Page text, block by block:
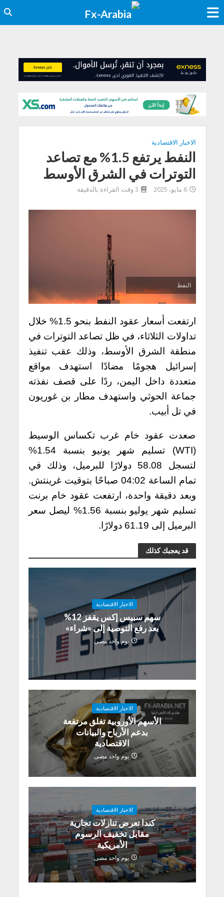
الاخبار الاقتصادية
النفط يرتفع 1.5% مع تصاعد
التوترات في الشرق الأوسط
6 مايو، 2025 3 وقت القراءة بالدقيقة
النفط
ارتفعت أسعار عقود النفط بنحو 1.5% خلال
تداولات الثلاثاء، في ظل تصاعد التوترات في
منطقة الشرق الأوسط، وذلك عقب تنفيذ
إسرائيل هجومًا مضادًا استهدف مواقع
متعددة داخل اليمن، ردًا على قصف نفذته
جماعة الحوثي واستهدف مطار بن غوريون
في تل أبيب.
صعدت عقود خام غرب تكساس الوسيط
(WTI) تسليم شهر يونيو بنسبة 1.54%
لتسجل 58.08 دولارًا للبرميل، وذلك في
تمام الساعة 04:02 صباحًا بتوقيت غرينتش.
وبعد دقيقة واحدة، ارتفعت عقود خام برنت
تسليم شهر يوليو بنسبة 1.56% ليصل سعر
البرميل إلى 61.19 دولارًا.
قد يعجبك كذلك
الاخبار الاقتصادية
سهم سبيس إكس يقفز 12%
بعد رفع التوصية إلى «شراء»
يوم واحد مضى
الاخبار الاقتصادية
الأسهم الأوروبية تغلق مرتفعة
بدعم الأرباح والبيانات
الاقتصادية
يوم واحد مضى
الاخبار الاقتصادية
كندا تعرض تنازلات تجارية
مقابل تخفيف الرسوم
الأمريكية
يوم واحد مضى